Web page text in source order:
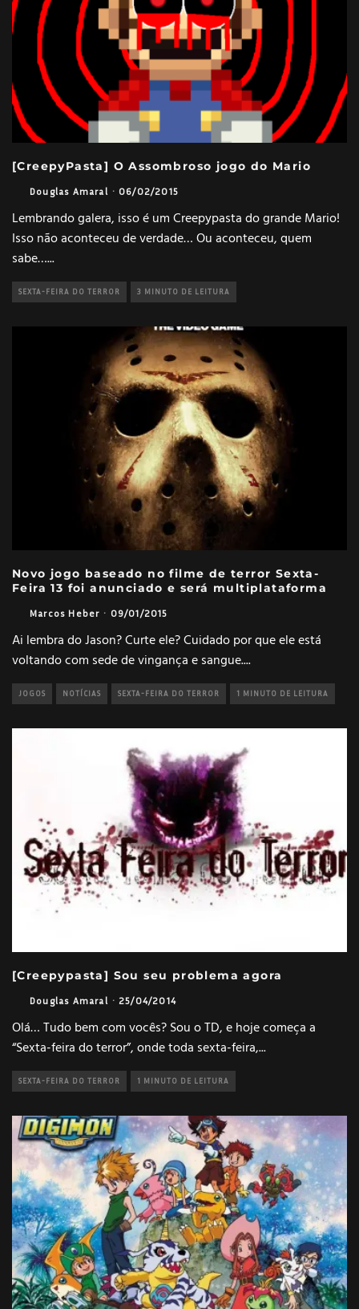
[CreepyPasta] O Assombroso jogo do Mario
Douglas Amaral · 06/02/2015
Lembrando galera, isso é um Creepypasta do grande Mario!
Isso não aconteceu de verdade… Ou aconteceu, quem
sabe…...
SEXTA-FEIRA DO TERROR 3 MINUTO DE LEITURA
Novo jogo baseado no filme de terror Sexta-
Feira 13 foi anunciado e será multiplataforma
Marcos Heber · 09/01/2015
Ai lembra do Jason? Curte ele? Cuidado por que ele está
voltando com sede de vingança e sangue....
JOGOS NOTÍCIAS SEXTA-FEIRA DO TERROR 1 MINUTO DE LEITURA
[Creepypasta] Sou seu problema agora
Douglas Amaral · 25/04/2014
Olá… Tudo bem com vocês? Sou o TD, e hoje começa a
“Sexta-feira do terror”, onde toda sexta-feira,...
SEXTA-FEIRA DO TERROR 1 MINUTO DE LEITURA